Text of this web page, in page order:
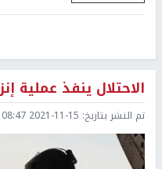
الاحتلال ينفذ عملية
تم النشر بتاريخ: 2021-11-15 08:47